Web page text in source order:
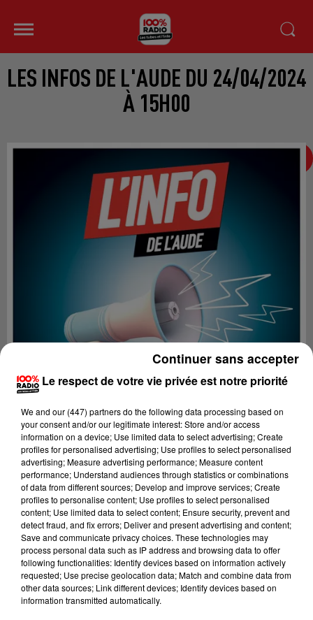
LES INFOS DE L'AUDE DU 24/04/2024
À 15H00
Lecture (2 min 22 sec)
100%
100% Radio les infos de l'Aude
Le respect de votre vie privée est notre priorité
We and our (447) partnersdo the following data processing based on
your consent and/or our legitimate interest: Store and/or access
information on a device; Use limited data to select advertising; Create
profiles for personalised advertising; Use profiles to select personalised
advertising; Measure advertising performance; Measure content
performance; Understand audiences through statistics or combinations
of data from different sources; Develop and improve services; Create
profiles to personalise content; Use profiles to select personalised
content; Use limited data to select content; Ensure security, prevent and
detect fraud, and fix errors; Deliver and present advertising and content;
Save and communicate privacy choices. These technologies may
process personal data such as IP address and browsing data to offer
following functionalities: Identify devices based on information actively
requested; Use precise geolocation data; Match and combine data from
other data sources; Link different devices; Identify devices based on
information transmitted automatically.
Continuer sans accepter